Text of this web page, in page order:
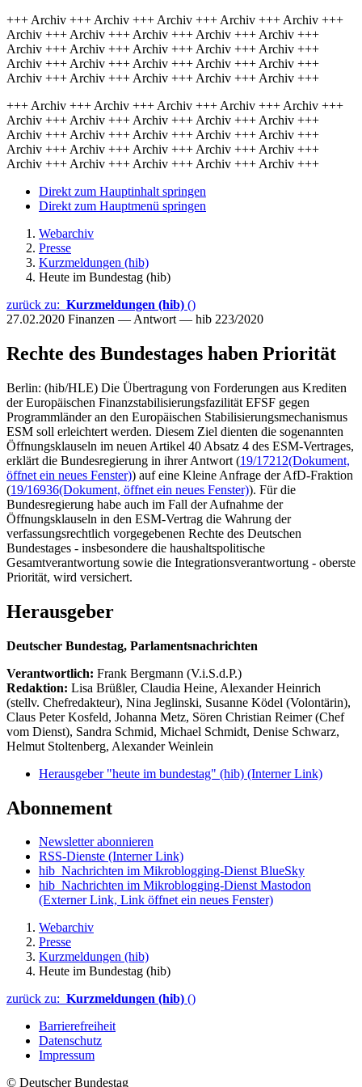
+++ Archiv +++ Archiv +++ Archiv +++ Archiv +++ Archiv +++
Archiv +++ Archiv +++ Archiv +++ Archiv +++ Archiv +++
Archiv +++ Archiv +++ Archiv +++ Archiv +++ Archiv +++
Archiv +++ Archiv +++ Archiv +++ Archiv +++ Archiv +++
Archiv +++ Archiv +++ Archiv +++ Archiv +++ Archiv +++
+++ Archiv +++ Archiv +++ Archiv +++ Archiv +++ Archiv +++
Archiv +++ Archiv +++ Archiv +++ Archiv +++ Archiv +++
Archiv +++ Archiv +++ Archiv +++ Archiv +++ Archiv +++
Archiv +++ Archiv +++ Archiv +++ Archiv +++ Archiv +++
Archiv +++ Archiv +++ Archiv +++ Archiv +++ Archiv +++
Direkt zum Hauptinhalt springen
Direkt zum Hauptmenü springen
Webarchiv
Presse
Kurzmeldungen (hib)
Heute im Bundestag (hib)
zurück zu: Kurzmeldungen (hib) ()
27.02.2020 Finanzen — Antwort — hib 223/2020
Rechte des Bundestages haben Priorität
Berlin: (hib/HLE) Die Übertragung von Forderungen aus Krediten
der Europäischen Finanzstabilisierungsfazilität EFSF gegen
Programmländer an den Europäischen Stabilisierungsmechanismus
ESM soll erleichtert werden. Diesem Ziel dienten die sogenannten
Öffnungsklauseln im neuen Artikel 40 Absatz 4 des ESM-Vertrages,
erklärt die Bundesregierung in ihrer Antwort (19/17212(Dokument,
öffnet ein neues Fenster)) auf eine Kleine Anfrage der AfD-Fraktion
(19/16936(Dokument, öffnet ein neues Fenster)). Für die
Bundesregierung habe auch im Fall der Aufnahme der
Öffnungsklauseln in den ESM-Vertrag die Wahrung der
verfassungsrechtlich vorgegebenen Rechte des Deutschen
Bundestages - insbesondere die haushaltspolitische
Gesamtverantwortung sowie die Integrationsverantwortung - oberste
Priorität, wird versichert.
Herausgeber
Deutscher Bundestag, Parlamentsnachrichten
Verantwortlich: Frank Bergmann (V.i.S.d.P.)
Redaktion: Lisa Brüßler, Claudia Heine, Alexander Heinrich
(stellv. Chefredakteur), Nina Jeglinski, Susanne Ködel (Volontärin),
Claus Peter Kosfeld, Johanna Metz, Sören Christian Reimer (Chef
vom Dienst), Sandra Schmid, Michael Schmidt, Denise Schwarz,
Helmut Stoltenberg, Alexander Weinlein
Herausgeber "heute im bundestag" (hib) (Interner Link)
Abonnement
Newsletter abonnieren
RSS-Dienste (Interner Link)
hib_Nachrichten im Mikroblogging-Dienst BlueSky
hib_Nachrichten im Mikroblogging-Dienst Mastodon
(Externer Link, Link öffnet ein neues Fenster)
Webarchiv
Presse
Kurzmeldungen (hib)
Heute im Bundestag (hib)
zurück zu: Kurzmeldungen (hib) ()
Barrierefreiheit
Datenschutz
Impressum
© Deutscher Bundestag